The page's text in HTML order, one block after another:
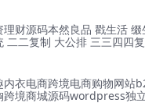
理财源码本然良品 戳生活
二二复制 大公排 三三四四
内衣电商跨境电商购物网站
跨境商城源码wordpress独